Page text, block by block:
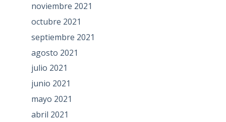
noviembre 2021
octubre 2021
septiembre 2021
agosto 2021
julio 2021
junio 2021
mayo 2021
abril 2021